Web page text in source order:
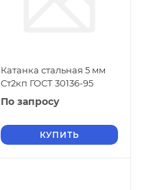
Катанка стальная 5 мм
Ст2кп ГОСТ 30136-95
По запросу
КУПИТЬ